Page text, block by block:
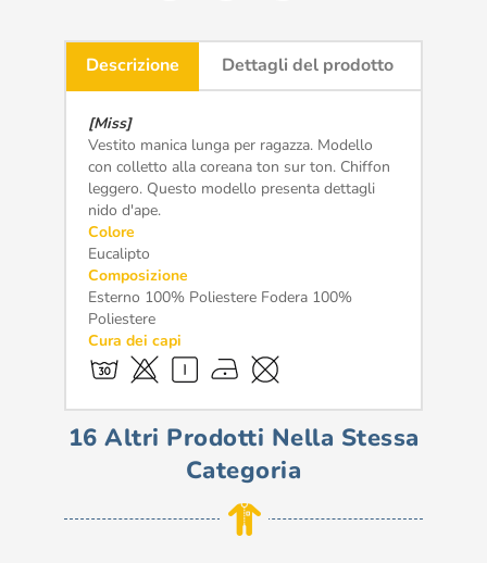
Descrizione Dettagli del prodotto
[Miss]
Vestito manica lunga per ragazza. Modello
con colletto alla coreana ton sur ton. Chiffon
leggero. Questo modello presenta dettagli
nido d'ape.
Colore
Eucalipto
Composizione
Esterno 100% Poliestere Fodera 100%
Poliestere
Cura dei capi
16 Altri Prodotti Nella Stessa
Categoria